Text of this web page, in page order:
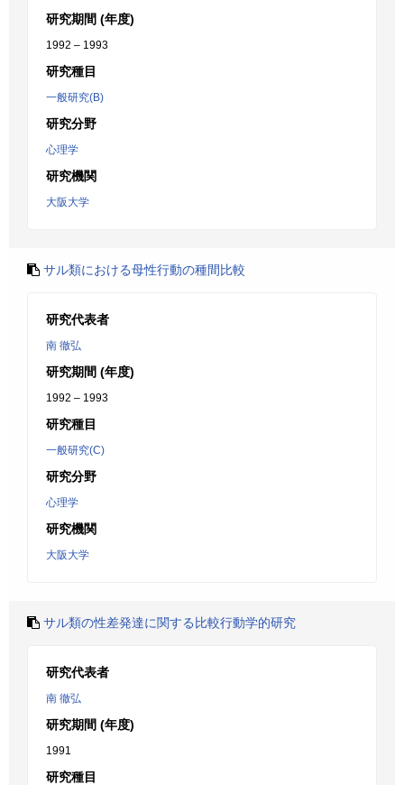
研究期間 (年度)
1992 – 1993
研究種目
一般研究(B)
研究分野
心理学
研究機関
大阪大学
サル類における母性行動の種間比較
研究代表者
南 徹弘
研究期間 (年度)
1992 – 1993
研究種目
一般研究(C)
研究分野
心理学
研究機関
大阪大学
サル類の性差発達に関する比較行動学的研究
研究代表者
南 徹弘
研究期間 (年度)
1991
研究種目